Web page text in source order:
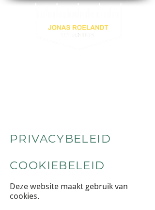
PRIVACYBELEID
COOKIEBELEID
Deze website maakt gebruik van
cookies.